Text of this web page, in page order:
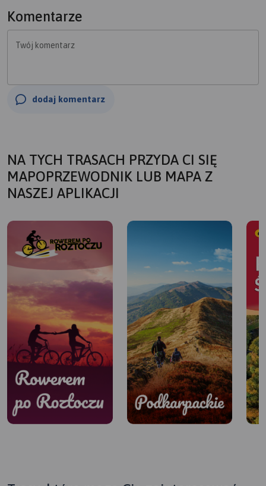
Komentarze
Twój komentarz
dodaj komentarz
NA TYCH TRASACH PRZYDA CI SIĘ
MAPOPRZEWODNIK LUB MAPA Z
NASZEJ APLIKACJI